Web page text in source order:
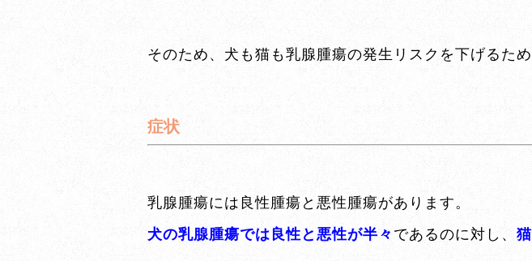
そのため、犬も猫も乳腺腫瘍の発生リスクを下げるた
症状
乳腺腫瘍には良性腫瘍と悪性腫瘍があります。
犬の乳腺腫瘍では良性と悪性が半々 であるのに対し、